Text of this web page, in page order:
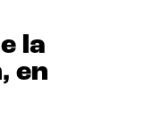
la
en